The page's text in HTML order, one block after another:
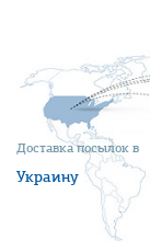
Доставка посылок в
Украину